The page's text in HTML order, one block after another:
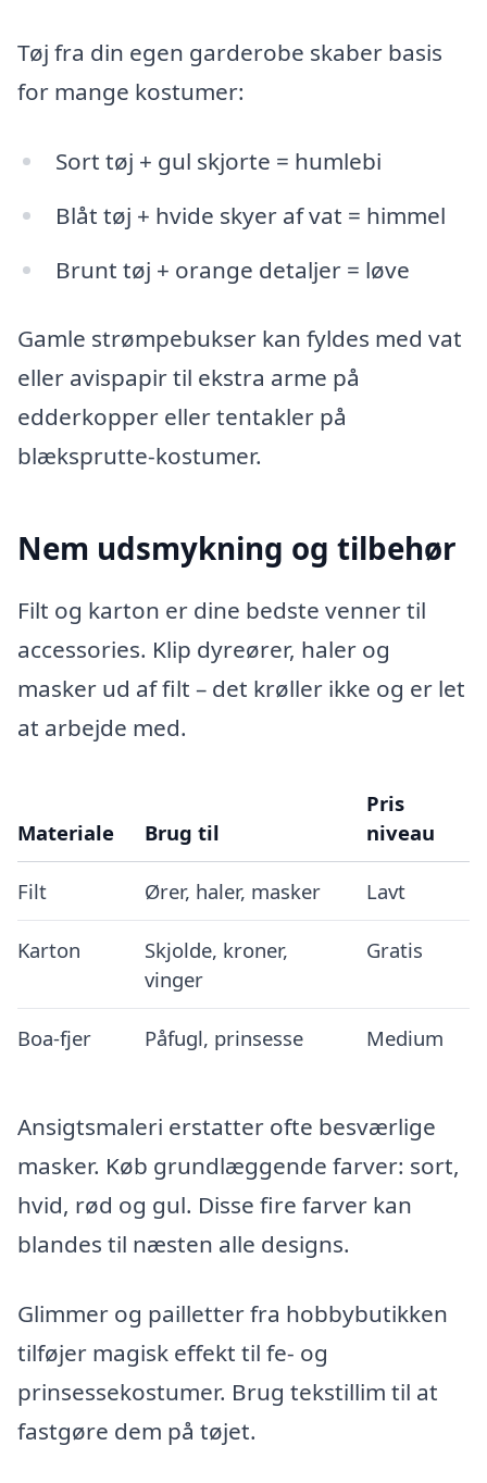
Tøj fra din egen garderobe skaber basis
for mange kostumer:
Sort tøj + gul skjorte = humlebi
Blåt tøj + hvide skyer af vat = himmel
Brunt tøj + orange detaljer = løve
Gamle strømpebukser kan fyldes med vat
eller avispapir til ekstra arme på
edderkopper eller tentakler på
blæksprutte-kostumer.
Nem udsmykning og tilbehør
Filt og karton er dine bedste venner til
accessories. Klip dyreører, haler og
masker ud af filt – det krøller ikke og er let
at arbejde med.
Materiale Brug til
Pris
niveau
Filt Ører, haler, masker Lavt
Karton
Skjolde, kroner,
vinger
Gratis
Boa-fjer Påfugl, prinsesse Medium
Ansigtsmaleri erstatter ofte besværlige
masker. Køb grundlæggende farver: sort,
hvid, rød og gul. Disse fire farver kan
blandes til næsten alle designs.
Glimmer og pailletter fra hobbybutikken
tilføjer magisk effekt til fe- og
prinsessekostumer. Brug tekstillim til at
fastgøre dem på tøjet.